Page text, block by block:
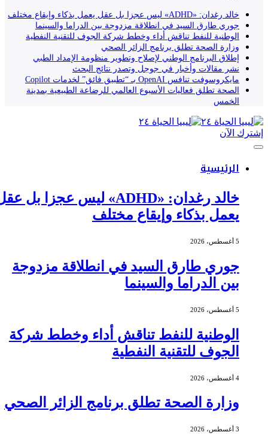
خالد رغدان: «ADHD» ليس عجزا بل عقل يعمل بذكاء وإيقاع مختلف
جوري طارق السيد في انطلاقة مزدوجة بين الدراما والسينما
الوطنية للنفط تناقش أداء وخطط شركة الجوف للتقنية النفطية
وزارة الصحة تطلق برنامج الزائر الصحي
إطلاق البرنامج الوطني لإصلاح وتطوير منظومة الإمداد الطبي
نشر مقالات وأخبار في جوجل وتصدر نتائج البحث
مايكروسوفت تنافس OpenAI بـ “تطبيق فائق” لخدمات Copilot
الصحة تطلق فعاليات الأسبوع العالمي للرضاعة الطبيعية بمدينة
الخمس
إشترك الآن
الرئيسية
خالد رغدان: «ADHD» ليس عجزا بل عقل
يعمل بذكاء وإيقاع مختلف
جوري طارق السيد في انطلاقة مزدوجة
بين الدراما والسينما
الوطنية للنفط تناقش أداء وخطط شركة
الجوف للتقنية النفطية
وزارة الصحة تطلق برنامج الزائر الصحي